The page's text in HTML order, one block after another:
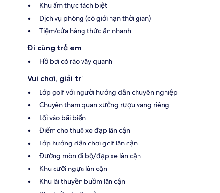
Khu ẩm thực tách biệt
Dịch vụ phòng (có giới hạn thời gian)
Tiệm/cửa hàng thức ăn nhanh
Đi cùng trẻ em
Hồ bơi có rào vây quanh
Vui chơi, giải trí
Lớp golf với người hướng dẫn chuyên nghiệp
Chuyên tham quan xưởng rượu vang riêng
Lối vào bãi biển
Điểm cho thuê xe đạp lân cận
Lớp hướng dẫn chơi golf lân cận
Đường mòn đi bộ/đạp xe lân cận
Khu cưỡi ngựa lân cận
Khu lái thuyền buồm lân cận